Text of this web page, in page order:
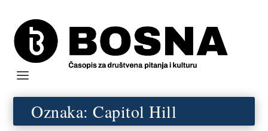
Oznaka:Capitol Hill